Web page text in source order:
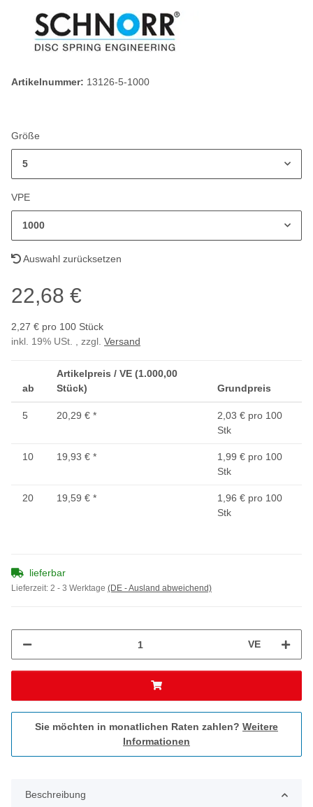
Artikelnummer: 13126-5-1000
Größe
5
VPE
1000
Auswahl zurücksetzen
22,68 €
2,27 € pro 100 Stück
inkl. 19% USt. , zzgl. Versand
ab
Artikelpreis / VE (1.000,00
Stück)
Grundpreis
5 20,29 € *
2,03 € pro 100
Stk
10 19,93 € *
1,99 € pro 100
Stk
20 19,59 € *
1,96 € pro 100
Stk
lieferbar
Lieferzeit: 2 - 3 Werktage (DE - Ausland abweichend)
VE
Sie möchten in monatlichen Raten zahlen? Weitere
Informationen
Beschreibung